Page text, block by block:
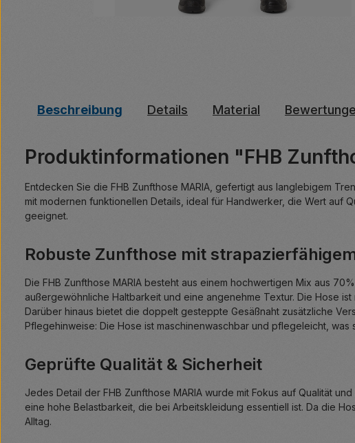
Beschreibung Details Material
Produktinformationen "FHB
Entdecken Sie die FHB Zunfthose MARIA, gefertigt aus langlebigem
mit modernen funktionellen Details, ideal für Handwerker, die Wert auf
geeignet.
Robuste Zunfthose mit
Die FHB Zunfthose MARIA besteht aus einem hochwertigen Mix aus
außergewöhnliche Haltbarkeit und eine angenehme Textur. Die Hose
Darüber hinaus bietet die doppelt gesteppte Gesäßnaht zusätzliche
Pflegehinweise: Die Hose ist maschinenwaschbar und pflegeleicht, was
Geprüfte Qualität & Sicherheit
Jedes Detail der FHB Zunfthose MARIA wurde mit Fokus auf Qualität
eine hohe Belastbarkeit, die bei Arbeitskleidung essentiell ist. Da die
Alltag.